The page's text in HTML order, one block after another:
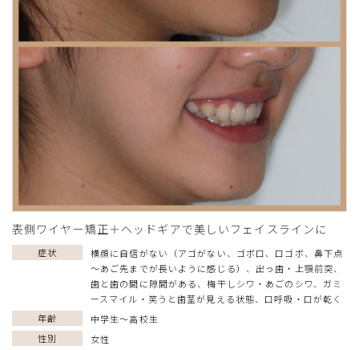
表側ワイヤー矯正＋ヘッドギアで美しいフェイスラインに
症状
横顔に自信がない（アゴがない、ゴボ口、口ゴボ、鼻下点
～あご先までが長いように感じる） 、 出っ歯・上顎前突、
歯と歯の間に隙間がある、梅干しシワ・あごのシワ、 ガミ
ースマイル・笑うと歯茎が見える状態、 口呼吸・口が乾く
年齢
中学生〜高校生
性別
女性